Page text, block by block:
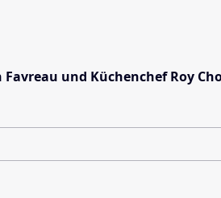
und Küchenchef Roy